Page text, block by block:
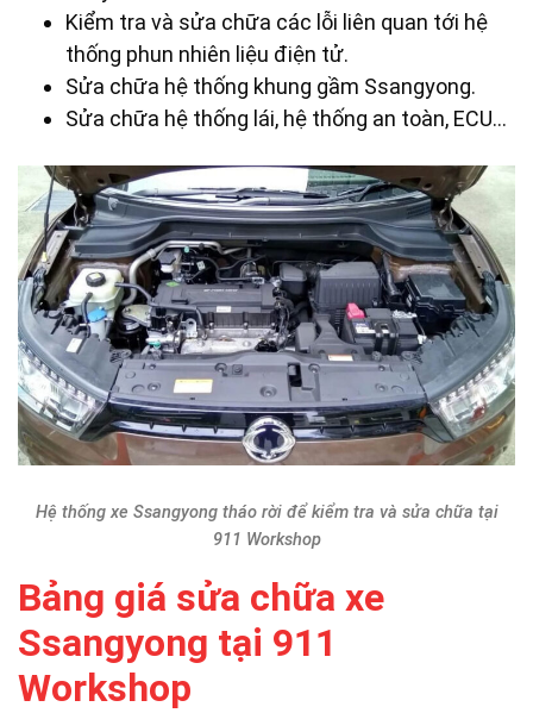
Kiểm tra và sửa chữa các lỗi liên quan tới hệ
thống phun nhiên liệu điện tử.
Sửa chữa hệ thống khung gầm Ssangyong.
Sửa chữa hệ thống lái, hệ thống an toàn, ECU…
Hệ thống xe Ssangyong tháo rời để kiểm tra và sửa chữa tại
911 Workshop
Bảng giá sửa chữa xe
Ssangyong tại 911
Workshop